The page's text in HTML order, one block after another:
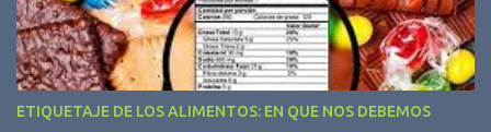
s
ETIQUETAJE DE LOS ALIMENTOS: EN QUE NOS DEBEMOS